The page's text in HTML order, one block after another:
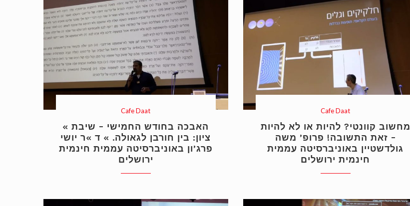
Cafe Daat
« האבכה בחודש החמישי – שיבת
ציון: בין חורבן לגאולה. » ד »ר יושי
פרג’ון באוניברסיטה עממית חינמית
ירושלים
Cafe Daat
מחשוב קוונטי? להיות או לא להיות
– זאת התשובה! פרופ’ משה
גולדשטיין באוניברסיטה עממית
חינמית ירושלים